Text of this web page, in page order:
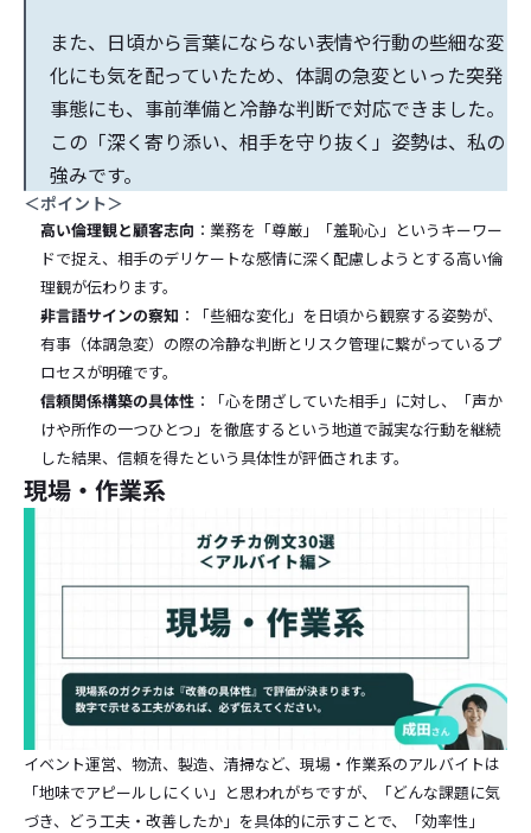
また、日頃から言葉にならない表情や行動の些細な変
化にも気を配っていたため、体調の急変といった突発
事態にも、事前準備と冷静な判断で対応できました。
この「深く寄り添い、相手を守り抜く」姿勢は、私の
強みです。
＜ポイント＞
高い倫理観と顧客志向 ：業務を「尊厳」「羞恥心」というキーワー
ドで捉え、相手のデリケートな感情に深く配慮しようとする高い倫
理観が伝わります。
非言語サインの察知 ：「些細な変化」を日頃から観察する姿勢が、
有事（体調急変）の際の冷静な判断とリスク管理に繋がっているプ
ロセスが明確です。
信頼関係構築の具体性 ：「心を閉ざしていた相手」に対し、「声か
けや所作の一つひとつ」を徹底するという地道で誠実な行動を継続
した結果、信頼を得たという具体性が評価されます。
現場・作業系
イベント運営、物流、製造、清掃など、現場・作業系のアルバイトは
「地味でアピールしにくい」と思われがちですが、「どんな課題に気
づき、どう工夫・改善したか」を具体的に示すことで、「効率性」